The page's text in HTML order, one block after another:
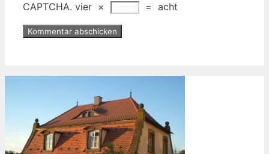
CAPTCHA. vier × = acht